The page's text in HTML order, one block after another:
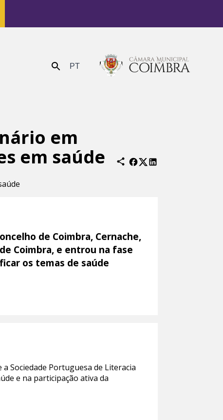
Enviar PT
em
em saúde
de Coimbra, Cernache,
Coimbra, e entrou na fase
os temas de saúde
Sociedade Portuguesa de Literacia
e na participação ativa da